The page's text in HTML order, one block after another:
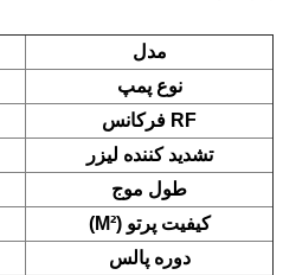
مدل
نوع پمپ
RF فرکانس
تشدید کننده لیزر
طول موج
کیفیت پرتو (M²)
دوره پالس